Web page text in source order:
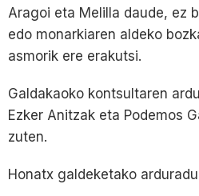
Aragoi eta Melilla daude, ez
edo monarkiaren aldeko
asmorik ere erakutsi.
Galdakaoko kontsultaren
Ezker Anitzak eta Podemos
zuten.
Honatx galdeketako